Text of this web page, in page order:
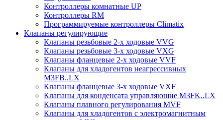
Контроллеры комнатные UP
Контроллеры RM
Программируемые контроллеры Climatix
Клапаны регулирующие
Клапаны резьбовые 2-х ходовые VVG
Клапаны резьбовые 3-х ходовые VХG
Клапаны фланцевые 2-х ходовые VVF
Клапаны для хладогентов неагрессивных
M3FB..LX
Клапаны фланцевые 3-х ходовые VXF
Клапаны для конденсата управляющие M3FK..LX
Клапаны плавного регулирования MVF
Клапаны для хладогентов с электромагнитным